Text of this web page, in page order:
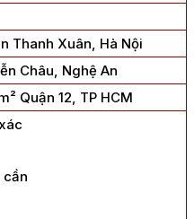
Thanh Xuân, Hà Nội
Châu, Nghệ An
Quận 12, TP HCM
cần